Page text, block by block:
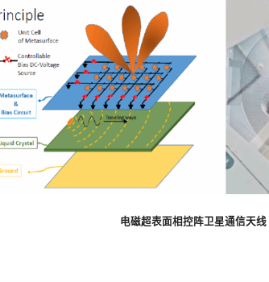
电磁超表面相控阵卫星通信天线